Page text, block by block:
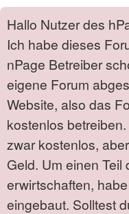
Hallo Nutzer des
Ich habe dieses
nPage Betreiber
eigene Forum
Website, also das
kostenlos
zwar kostenlos,
Geld. Um einen Teil
erwirtschaften,
eingebaut. Solltest